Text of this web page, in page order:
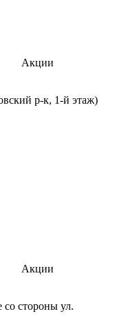
Акции
р-к, 1-й этаж)
Акции
со стороны ул.